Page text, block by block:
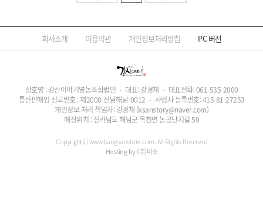
회사소개 이용약관 개인정보처리방침 PC버전
상호명 : 강산이야기영농조합법인 대표: 강경채 대표전화:061-535-2000
통신판매업 신고번호 : 제2008-전남해남-0012
사업자 등록번호:415-81-27253
개인정보 처리 책임자: 강경채 (ksanstory@naver.com)
매장위치 : 전라남도 해남군 옥천면 농공단지길 59
Copyright(c) www.kangsanstore.com. All Rights Reserved
Hosting by (주)바소